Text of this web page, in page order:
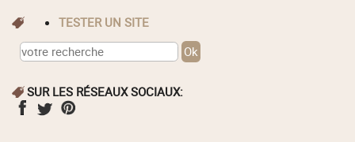
TESTER UN SITE
SUR LES RÉSEAUX SOCIAUX: